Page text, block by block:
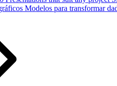
Modelos para transformar